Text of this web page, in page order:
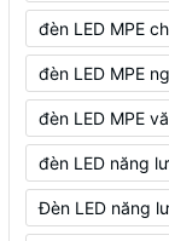
đèn LED MPE
đèn LED MPE
đèn LED MPE
đèn LED năng
Đèn LED năng